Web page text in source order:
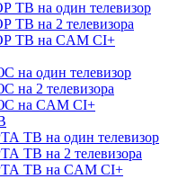
на один телевизор
на 2 телевизора
ТВ на CAM CI+
один телевизор
2 телевизора
на CAM CI+
ТВ на один телевизор
ТВ на 2 телевизора
ТВ на CAM CI+